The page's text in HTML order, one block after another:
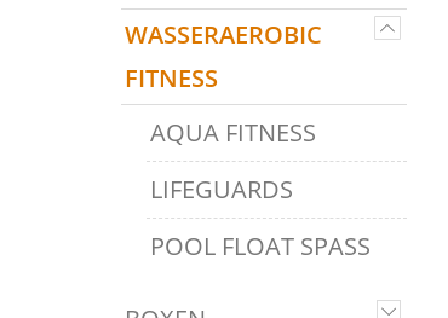
WASSERAEROBIC
FITNESS
AQUA FITNESS
LIFEGUARDS
POOL FLOAT SPASS